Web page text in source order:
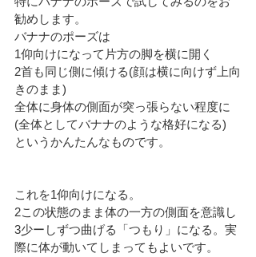
勧めします。
バナナのポーズは
1仰向けになって片方の脚を横に開く
2首も同じ側に傾ける(顔は横に向けず上向
きのまま)
全体に身体の側面が突っ張らない程度に
(全体としてバナナのような格好になる)
というかんたんなものです。
これを1仰向けになる。
2この状態のまま体の一方の側面を意識し
3少ーしずつ曲げる「つもり」になる。実
際に体が動いてしまってもよいです。